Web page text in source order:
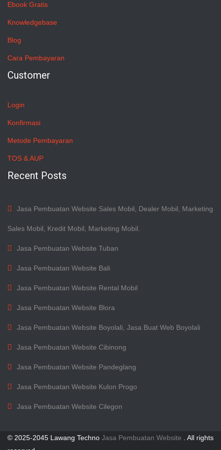
Ebook Gratis
Knowledgebase
Blog
Cara Pembayaran
Customer
Login
Konfirmasi
Metode Pembayaran
TOS & AUP
Recent Posts
Jasa Pembuatan Website Sales Mobil, Dealer Mobil, Marketing
Sales Mobil, Kredit Mobil, Marketing Mobil.
Jasa Pembuatan Website Tuban
Jasa Pembuatan Website Bali
Jasa Pembuatan Website Rental Mobil
Jasa Pembuatan Website Blora
Jasa Pembuatan Website Boyolali, Jasa Buat Web Boyolali
Jasa Pembuatan Website Cibinong
Jasa Pembuatan Website Pandeglang
Jasa Pembuatan Website Kulon Progo
Jasa Pembuatan Website Cilegon
© 2025-2045 Lawang Techno Jasa Pembuatan Website . All rights